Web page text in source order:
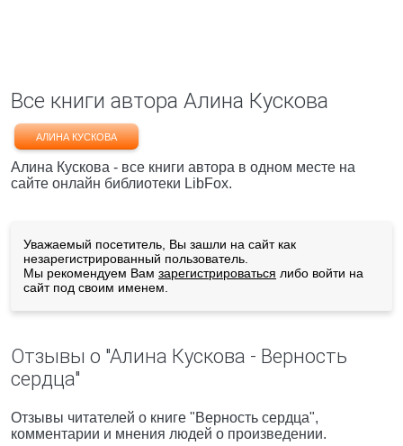
Все книги автора Алина Кускова
АЛИНА КУСКОВА
Алина Кускова - все книги автора в одном месте на
сайте онлайн библиотеки LibFox.
Уважаемый посетитель, Вы зашли на сайт как
незарегистрированный пользователь.
Мы рекомендуем Вам зарегистрироваться либо войти на
сайт под своим именем.
Отзывы о "Алина Кускова - Верность
сердца"
Отзывы читателей о книге "Верность сердца",
комментарии и мнения людей о произведении.